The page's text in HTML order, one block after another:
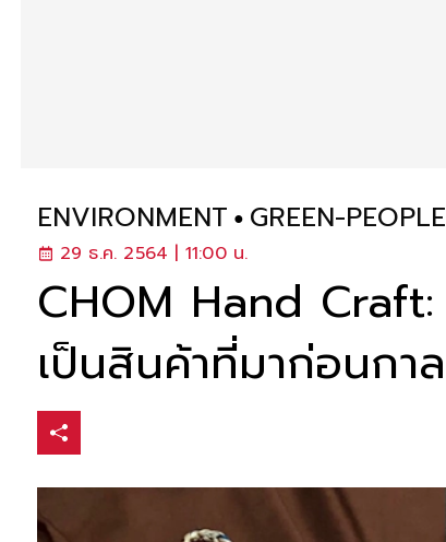
ENVIRONMENT GREEN-PEOPLE
29 ธ.ค. 2564 | 11:00 น.
CHOM Hand
เป็นสินค้าที่มาก่อนกาล